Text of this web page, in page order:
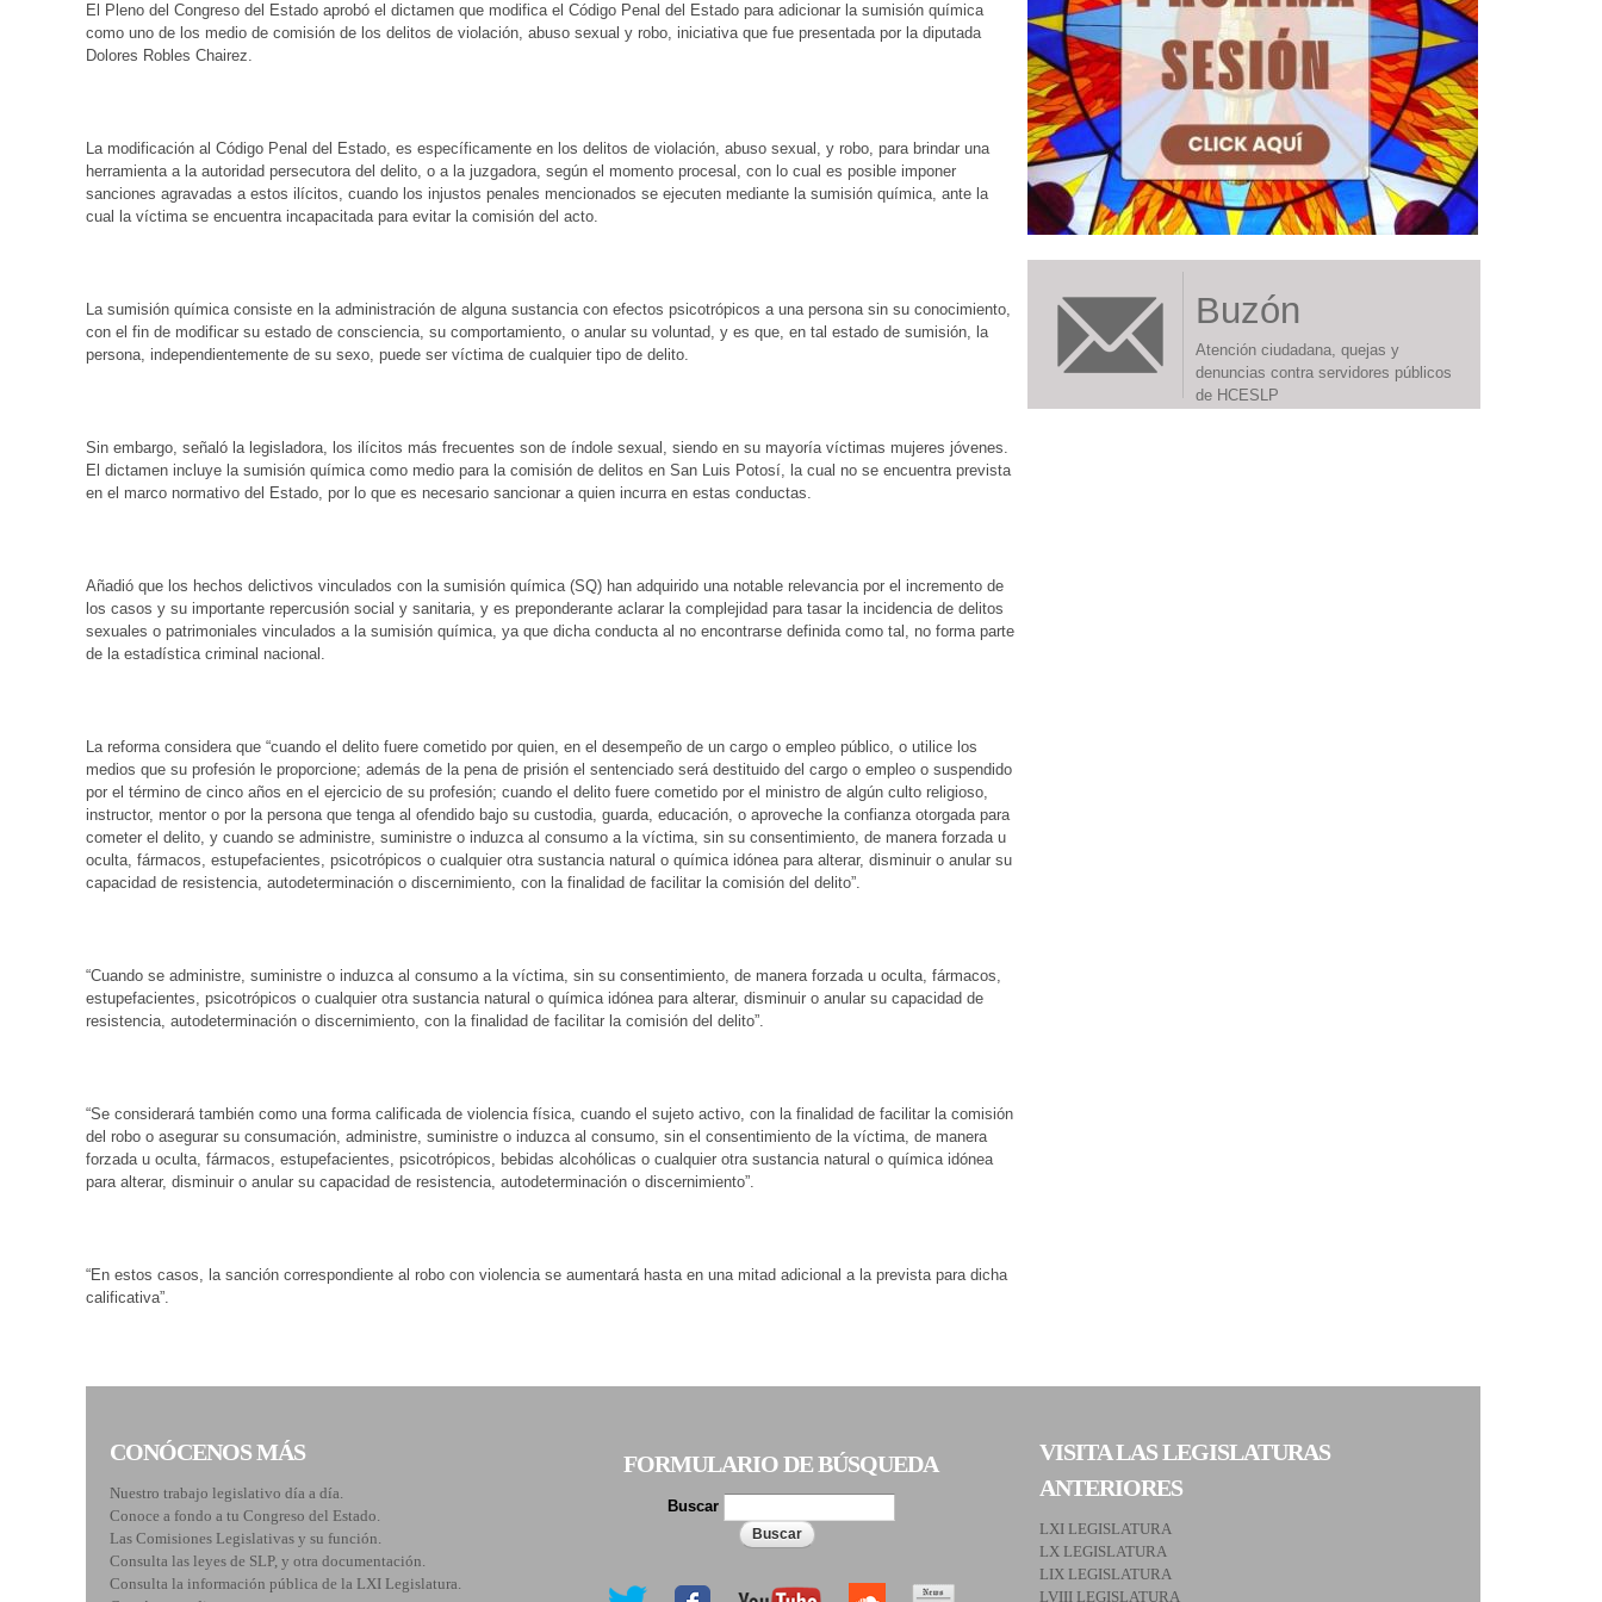
El Pleno del Congreso del Estado aprobó el dictamen que modifica el Código Penal del Estado para adicionar la sumisión química
como uno de los medio de comisión de los delitos de violación, abuso sexual y robo, iniciativa que fue presentada por la diputada
Dolores Robles Chairez.
La modificación al Código Penal del Estado, es específicamente en los delitos de violación, abuso sexual, y robo, para brindar una
herramienta a la autoridad persecutora del delito, o a la juzgadora, según el momento procesal, con lo cual es posible imponer
sanciones agravadas a estos ilícitos, cuando los injustos penales mencionados se ejecuten mediante la sumisión química, ante la
cual la víctima se encuentra incapacitada para evitar la comisión del acto.
La sumisión química consiste en la administración de alguna sustancia con efectos psicotrópicos a una persona sin su conocimiento,
con el fin de modificar su estado de consciencia, su comportamiento, o anular su voluntad, y es que, en tal estado de sumisión, la
persona, independientemente de su sexo, puede ser víctima de cualquier tipo de delito.
Sin embargo, señaló la legisladora, los ilícitos más frecuentes son de índole sexual, siendo en su mayoría víctimas mujeres jóvenes.
El dictamen incluye la sumisión química como medio para la comisión de delitos en San Luis Potosí, la cual no se encuentra prevista
en el marco normativo del Estado, por lo que es necesario sancionar a quien incurra en estas conductas.
Añadió que los hechos delictivos vinculados con la sumisión química (SQ) han adquirido una notable relevancia por el incremento de
los casos y su importante repercusión social y sanitaria, y es preponderante aclarar la complejidad para tasar la incidencia de delitos
sexuales o patrimoniales vinculados a la sumisión química, ya que dicha conducta al no encontrarse definida como tal, no forma parte
de la estadística criminal nacional.
La reforma considera que “cuando el delito fuere cometido por quien, en el desempeño de un cargo o empleo público, o utilice los
medios que su profesión le proporcione; además de la pena de prisión el sentenciado será destituido del cargo o empleo o suspendido
por el término de cinco años en el ejercicio de su profesión; cuando el delito fuere cometido por el ministro de algún culto religioso,
instructor, mentor o por la persona que tenga al ofendido bajo su custodia, guarda, educación, o aproveche la confianza otorgada para
cometer el delito, y cuando se administre, suministre o induzca al consumo a la víctima, sin su consentimiento, de manera forzada u
oculta, fármacos, estupefacientes, psicotrópicos o cualquier otra sustancia natural o química idónea para alterar, disminuir o anular su
capacidad de resistencia, autodeterminación o discernimiento, con la finalidad de facilitar la comisión del delito”.
“Cuando se administre, suministre o induzca al consumo a la víctima, sin su consentimiento, de manera forzada u oculta, fármacos,
estupefacientes, psicotrópicos o cualquier otra sustancia natural o química idónea para alterar, disminuir o anular su capacidad de
resistencia, autodeterminación o discernimiento, con la finalidad de facilitar la comisión del delito”.
“Se considerará también como una forma calificada de violencia física, cuando el sujeto activo, con la finalidad de facilitar la comisión
del robo o asegurar su consumación, administre, suministre o induzca al consumo, sin el consentimiento de la víctima, de manera
forzada u oculta, fármacos, estupefacientes, psicotrópicos, bebidas alcohólicas o cualquier otra sustancia natural o química idónea
para alterar, disminuir o anular su capacidad de resistencia, autodeterminación o discernimiento”.
“En estos casos, la sanción correspondiente al robo con violencia se aumentará hasta en una mitad adicional a la prevista para dicha
calificativa”.
Buzón
Atención ciudadana, quejas y
denuncias contra servidores públicos
de HCESLP
CONÓCENOS MÁS
Nuestro trabajo legislativo día a día.
Conoce a fondo a tu Congreso del Estado.
Las Comisiones Legislativas y su función.
Consulta las leyes de SLP, y otra documentación.
Consulta la información pública de la LXI Legislatura.
FORMULARIO DE BÚSQUEDA
Buscar
VISITA LAS LEGISLATURAS
ANTERIORES
LXI LEGISLATURA
LX LEGISLATURA
LIX LEGISLATURA
LVIII LEGISLATURA